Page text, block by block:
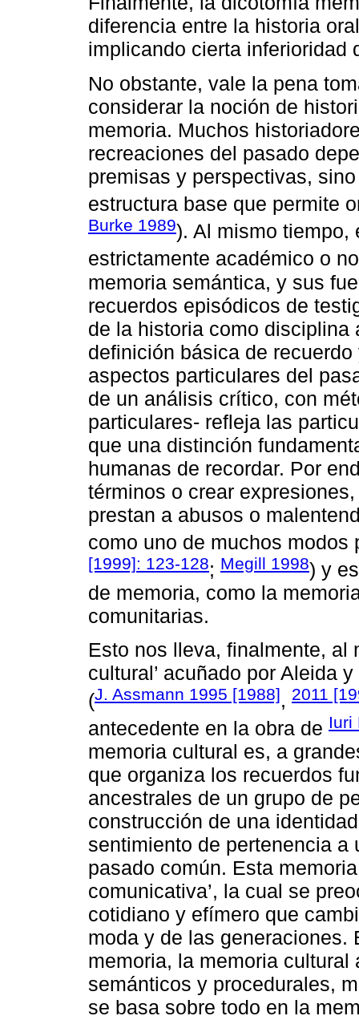
diferencia entre la historia
implicando cierta inferioridad
No obstante, vale la pena
considerar la noción de
memoria. Muchos
recreaciones del pasado
premisas y perspectivas,
estructura base que permite
Burke 1989). Al mismo tiempo,
estrictamente académico o
memoria semántica, y sus
recuerdos episódicos de
de la historia como disciplina
definición básica de
aspectos particulares del
de un análisis crítico, con
particulares- refleja las
que una distinción
humanas de recordar. Por
términos o crear
prestan a abusos o
como uno de muchos modos
[1999]: 123-128; Megill 1998) y
de memoria, como la
comunitarias.
Esto nos lleva, finalmente, al
cultural’ acuñado por Aleida
(J. Assmann 1995 [1988], 2011
antecedente en la obra de Iuri
memoria cultural es, a
que organiza los recuerdos
ancestrales de un grupo de
construcción de una
sentimiento de pertenencia a
pasado común. Esta
comunicativa’, la cual se
cotidiano y efímero que
moda y de las generaciones.
memoria, la memoria
semánticos y procedurales,
se basa sobre todo en la